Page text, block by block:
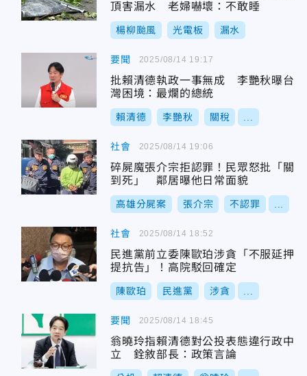
頂害漏水 老婦嚇壞：不敢睡
楊柳颱風 光電板 漏水
要聞
批賴清德執政一事無成 李艷秋曝台
灣困境：最爛的總統
賴清德 李艷秋 關稅
2025/08/14 19:17
社會
碎屍魔張介宗拒認罪！民眾怒批「關
到死」 鄰居曝他日常面貌
高雄分屍案 張介宗 不認罪
2025/08/14 19:06
社會
民進黨前立委陳歐珀涉貪「不服延押
提抗告」！高院駁回確定
陳歐珀 民進黨 涉貪
2025/08/14 18:52
要聞
翁曉玲指賴清德對公投表態違行政中
立 銓敘部長：政策言論
2025/08/14 18:45